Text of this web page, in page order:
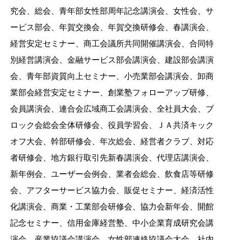
究会、総会、青年部女性部周年記念講演会、女性会、サ
ービス部会、年賀交換会、年賀交換研修会、春講演会、
経営安定セミナー、商工会議所共同開催講演会、合同特
別経営講演会、金融サービス部会講演会、建設部会講演
会、青年部資質向上セミナー、小売業部会講演会、卸商
業部会経営安定セミナー、創業塾フォローアップ研修、
会員講演会、連合会広域商工会講演会、全社員大会、ブ
ロック会総会全体研修会、役員学習会、ＪＡ共済キック
オフ大会、幹部研修会、年次総会、経営者クラブ、対応
者研修会、地方銀行取引先新春講演会、代理店講演会、
新年例会、ユーザー会例会、業者会総会、飲食店等研修
会、アフターサービス協力会、販促セミナー、経済活性
化講演会、商業・工業部会研修会、協力会新年会、開館
記念セミナー、信用金庫経営塾、中小企業育成研究会講